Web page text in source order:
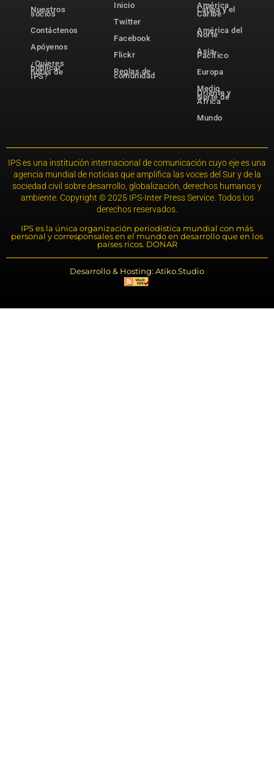
Nuestros
socios
Contáctenos
Apóyenos
¿Quieres
publicar
notas de
IPS?
Inicio
Twitter
Facebook
Flickr
Reglas de
comunidad
América
Latina y el
Caribe
América del
Norte
Asia-
Pacífico
Europa
Medio
Oriente y
Norte de
África
Mundo
IPS es una institución internacional de comunicación cuyo eje es una
agencia mundial de noticias que amplifica las voces del Sur y de la
sociedad civil sobre desarrollo, globalización, derechos humanos y
ambiente. Copyright © 2025 IPS-Inter Press Service. Todos los
derechos reservados.
IPS es la única organización periodística mundial con más
personal y corresponsales en el mundo en desarrollo que en los
países ricos. DONAR
Desarrollo & Hosting: Atiko.Studio